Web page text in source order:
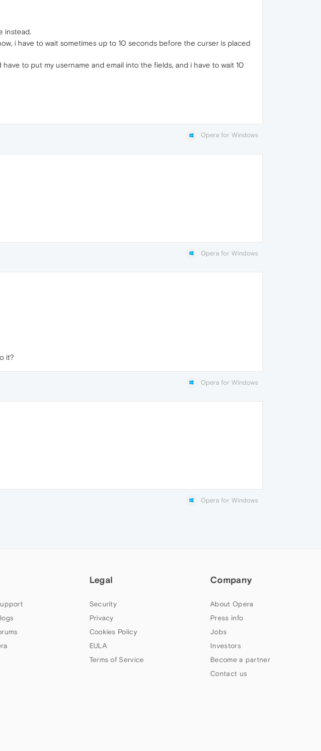
instead.
i have to wait sometimes up to 10 seconds before the curser is placed
to put my username and email into the fields, and i have to wait 10
Opera for Windows
Opera for Windows
it?
Opera for Windows
Opera for Windows
Legal
Security
Privacy
Cookies Policy
EULA
Terms of Service
Company
About Opera
Press info
Jobs
Investors
Become a partner
Contact us